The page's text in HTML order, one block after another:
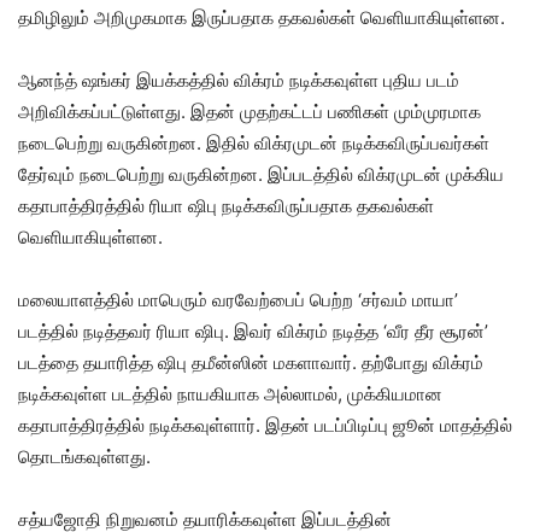
தமிழிலும் அறிமுகமாக இருப்பதாக தகவல்கள் வெளியாகியுள்ளன.
ஆனந்த் ஷங்கர் இயக்கத்தில் விக்ரம் நடிக்கவுள்ள புதிய படம்
அறிவிக்கப்பட்டுள்ளது. இதன் முதற்கட்டப் பணிகள் மும்முரமாக
நடைபெற்று வருகின்றன. இதில் விக்ரமுடன் நடிக்கவிருப்பவர்கள்
தேர்வும் நடைபெற்று வருகின்றன. இப்படத்தில் விக்ரமுடன் முக்கிய
கதாபாத்திரத்தில் ரியா ஷிபு நடிக்கவிருப்பதாக தகவல்கள்
வெளியாகியுள்ளன.
மலையாளத்தில் மாபெரும் வரவேற்பைப் பெற்ற ‘சர்வம் மாயா’
படத்தில் நடித்தவர் ரியா ஷிபு. இவர் விக்ரம் நடித்த ‘வீர தீர சூரன்’
படத்தை தயாரித்த ஷிபு தமீன்ஸின் மகளாவார். தற்போது விக்ரம்
நடிக்கவுள்ள படத்தில் நாயகியாக அல்லாமல், முக்கியமான
கதாபாத்திரத்தில் நடிக்கவுள்ளார். இதன் படப்பிடிப்பு ஜூன் மாதத்தில்
தொடங்கவுள்ளது.
சத்யஜோதி நிறுவனம் தயாரிக்கவுள்ள இப்படத்தின்